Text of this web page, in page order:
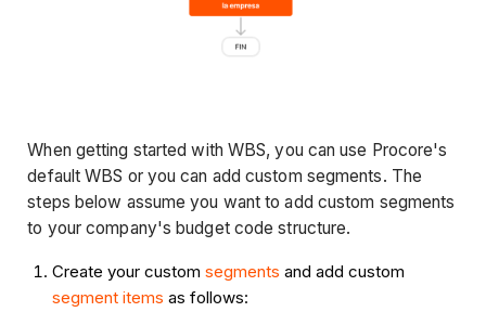
When getting started with WBS, you can use Procore's
default WBS or you can add custom segments. The
steps below assume you want to add custom segments
to your company's budget code structure.
Create your custom segments and add custom
segment items as follows: